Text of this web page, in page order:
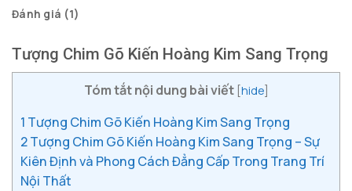
Đánh giá (1)
Tượng Chim Gõ Kiến Hoàng Kim Sang Trọng
Tóm tắt nội dung bài viết [hide]
1 Tượng Chim Gõ Kiến Hoàng Kim Sang Trọng
2Tượng Chim Gõ Kiến Hoàng Kim Sang Trọng – Sự
Kiên Định và Phong Cách Đẳng Cấp Trong Trang Trí
Nội Thất